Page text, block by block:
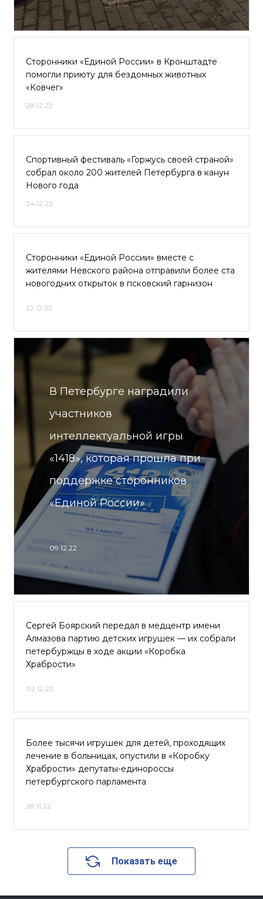
Сторонники «Единой России» в Кронштадте
помогли приюту для бездомных животных
«Ковчег»
28.12.22
Спортивный фестиваль «Горжусь своей страной»
собрал около 200 жителей Петербурга в канун
Нового года
24.12.22
Сторонники «Единой России» вместе с
жителями Невского района отправили более ста
новогодних открыток в псковский гарнизон
22.12.22
В Петербурге наградили
участников
интеллектуальной игры
«1418», которая прошла при
поддержке сторонников
«Единой России»
09.12.22
Сергей Боярский передал в медцентр имени
Алмазова партию детских игрушек — их собрали
петербуржцы в ходе акции «Коробка
Храбрости»
02.12.22
Более тысячи игрушек для детей, проходящих
лечение в больницах, опустили в «Коробку
Храбрости» депутаты-единороссы
петербургского парламента
28.11.22
Показать еще